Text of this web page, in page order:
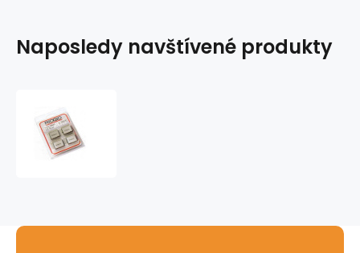
Naposledy navštívené produkty